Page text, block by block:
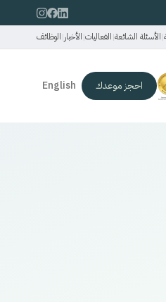
|الأسئلة الشائعة|الفعاليات|الأخبار|الوظائف
احجز موعدك English